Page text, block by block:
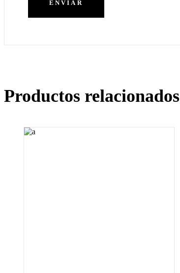
Productos relacionados